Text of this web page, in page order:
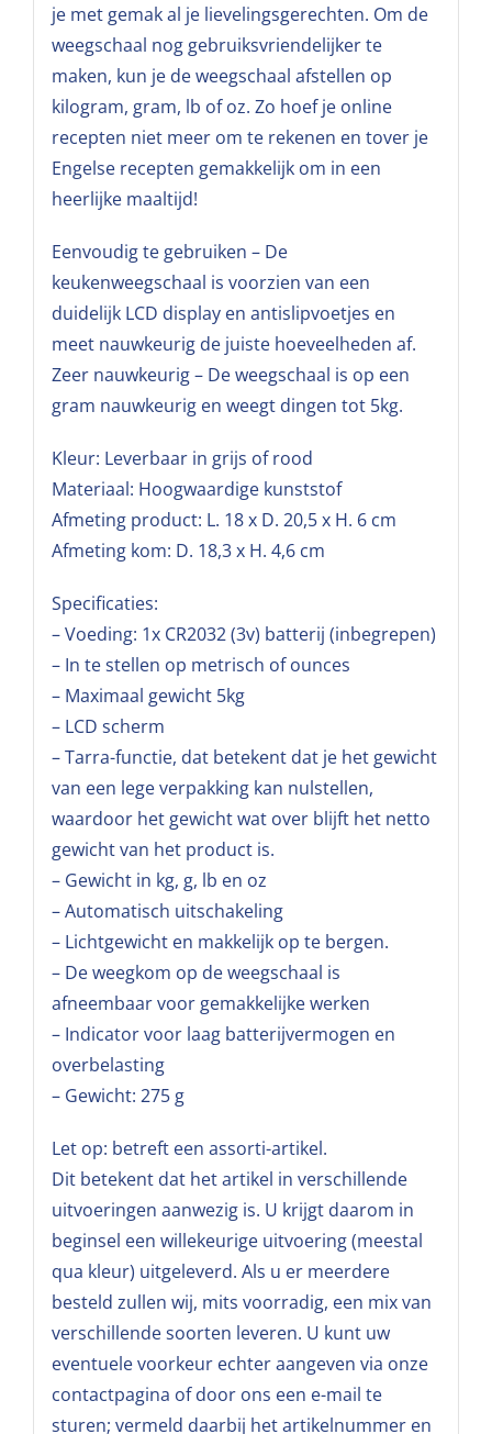
je met gemak al je lievelingsgerechten. Om de
weegschaal nog gebruiksvriendelijker te
maken, kun je de weegschaal afstellen op
kilogram, gram, lb of oz. Zo hoef je online
recepten niet meer om te rekenen en tover je
Engelse recepten gemakkelijk om in een
heerlijke maaltijd!
Eenvoudig te gebruiken – De
keukenweegschaal is voorzien van een
duidelijk LCD display en antislipvoetjes en
meet nauwkeurig de juiste hoeveelheden af.
Zeer nauwkeurig – De weegschaal is op een
gram nauwkeurig en weegt dingen tot 5kg.
Kleur: Leverbaar in grijs of rood
Materiaal: Hoogwaardige kunststof
Afmeting product: L. 18 x D. 20,5 x H. 6 cm
Afmeting kom: D. 18,3 x H. 4,6 cm
Specificaties:
– Voeding: 1x CR2032 (3v) batterij (inbegrepen)
– In te stellen op metrisch of ounces
– Maximaal gewicht 5kg
– LCD scherm
– Tarra-functie, dat betekent dat je het gewicht
van een lege verpakking kan nulstellen,
waardoor het gewicht wat over blijft het netto
gewicht van het product is.
– Gewicht in kg, g, lb en oz
– Automatisch uitschakeling
– Lichtgewicht en makkelijk op te bergen.
– De weegkom op de weegschaal is
afneembaar voor gemakkelijke werken
– Indicator voor laag batterijvermogen en
overbelasting
– Gewicht: 275 g
Let op: betreft een assorti-artikel.
Dit betekent dat het artikel in verschillende
uitvoeringen aanwezig is. U krijgt daarom in
beginsel een willekeurige uitvoering (meestal
qua kleur) uitgeleverd. Als u er meerdere
besteld zullen wij, mits voorradig, een mix van
verschillende soorten leveren. U kunt uw
eventuele voorkeur echter aangeven via onze
contactpagina of door ons een e-mail te
sturen; vermeld daarbij het artikelnummer en